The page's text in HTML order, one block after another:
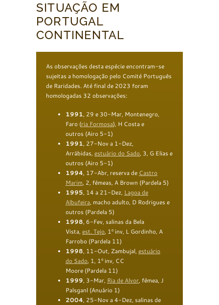
SITUAÇÃO EM
PORTUGAL
CONTINENTAL
As observações desta espécie encontram-se
sujeitas a homologação pelo Comité Português
de Raridades. Até final de 2023 foram
homologadas 32 observações:
1991, 29 e 30-Mar, Montenegro,
Faro (ria Formosa), H Costa e
outros (Airo 5-1)
1991, 27-Nov a 1-Dez,
Arrábidas, estuário do Sado, 3, G Elias e
outros (Airo 5-1)
1994, 17-Abr, reserva de Castro
Marim, 2, fêmeas, A Brown (Pardela 5)
1995, 14 a 21-Dez, Lagoa de
Albufeira, macho adulto, D Rodrigues e
outros (Pardela 5)
1998, 6-Fev, salinas da Bela
Vista, est.Tejo, 1º inv, L Gordinho, A
Farrobo (Pardela 11)
1998, 11-Out, Zambujal, estuário
do Sado, 1, 1º inv, CC
Moore (Pardela 11)
1999, 3-Mar, Ria de Alvor, fêmea, J
Palsganl (Anuário 1)
2004, 25-Nov a 4-Dez, salinas de